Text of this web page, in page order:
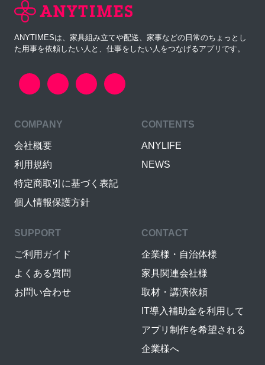
ANYTIMESは、家具組み立てや配送、家事などの日常のちょっとし
た用事を依頼したい人と、仕事をしたい人をつなげるアプリです。
COMPANY
会社概要
利用規約
特定商取引に基づく表記
個人情報保護方針
CONTENTS
ANYLIFE
NEWS
SUPPORT
ご利用ガイド
よくある質問
お問い合わせ
CONTACT
企業様・自治体様
家具関連会社様
取材・講演依頼
IT導入補助金を利用して
アプリ制作を希望される
企業様へ